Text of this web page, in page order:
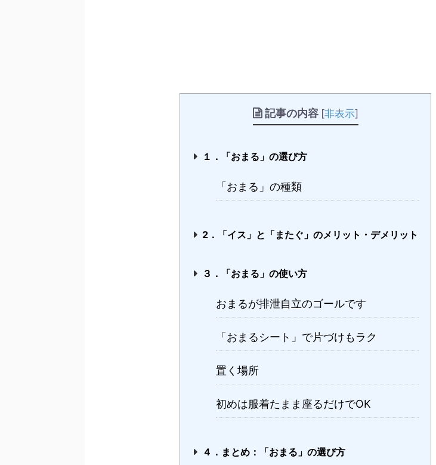
記事の内容 [非表示]
１．「おまる」の選び方
「おまる」の種類
2．「イス」と「またぐ」のメリット・デメリット
３．「おまる」の使い方
おまるが排泄自立のゴールです
「おまるシート」で片づけもラク
置く場所
初めは服着たまま座るだけでOK
４．まとめ：「おまる」の選び方